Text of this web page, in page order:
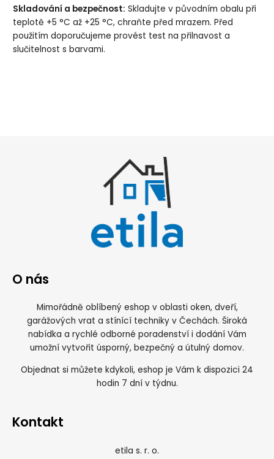
Skladování a bezpečnost: Skladujte v původním obalu při
teplotě +5 °C až +25 °C, chraňte před mrazem. Před
použitím doporučujeme provést test na přilnavost a
slučitelnost s barvami.
O nás
Mimořádně oblíbený eshop v oblasti oken, dveří,
garážových vrat a stínící techniky v Čechách. Široká
nabídka a rychlé odborné poradenství i dodání Vám
umožní vytvořit úsporný, bezpečný a útulný domov.
Objednat si můžete kdykoli, eshop je Vám k dispozici 24
hodin 7 dní v týdnu.
Kontakt
etila s. r. o.